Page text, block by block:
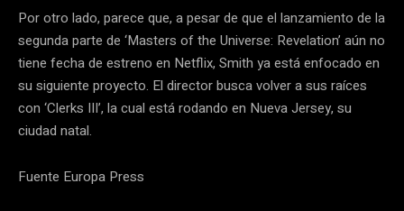
Por otro lado, parece que, a pesar de que el lanzamiento de la
segunda parte de ‘Masters of the Universe: Revelation’ aún no
tiene fecha de estreno en Netflix, Smith ya está enfocado en
su siguiente proyecto. El director busca volver a sus raíces
con ‘Clerks III’, la cual está rodando en Nueva Jersey, su
ciudad natal.
Fuente Europa Press